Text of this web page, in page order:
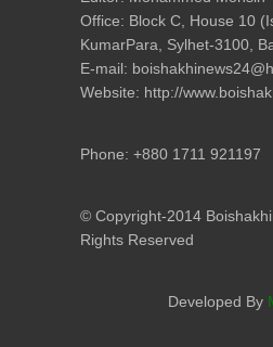
Office: Block C, House 10
KumarPara, Sylhet-3100,
E-mail:
Website: http://
Phone: +880 1711 921197
© Copyright-2014
Rights Reserved
Developed By